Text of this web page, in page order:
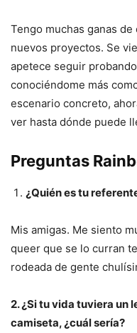
Tengo muchas ganas
nuevos proyectos. Se
apetece seguir
conociéndome más
escenario concreto,
ver hasta dónde puede
Preguntas
¿Quién es tu
Mis amigas. Me siento
queer que se lo curran
rodeada de gente
2. ¿Si tu vida tuviera un
camiseta, ¿cuál sería?